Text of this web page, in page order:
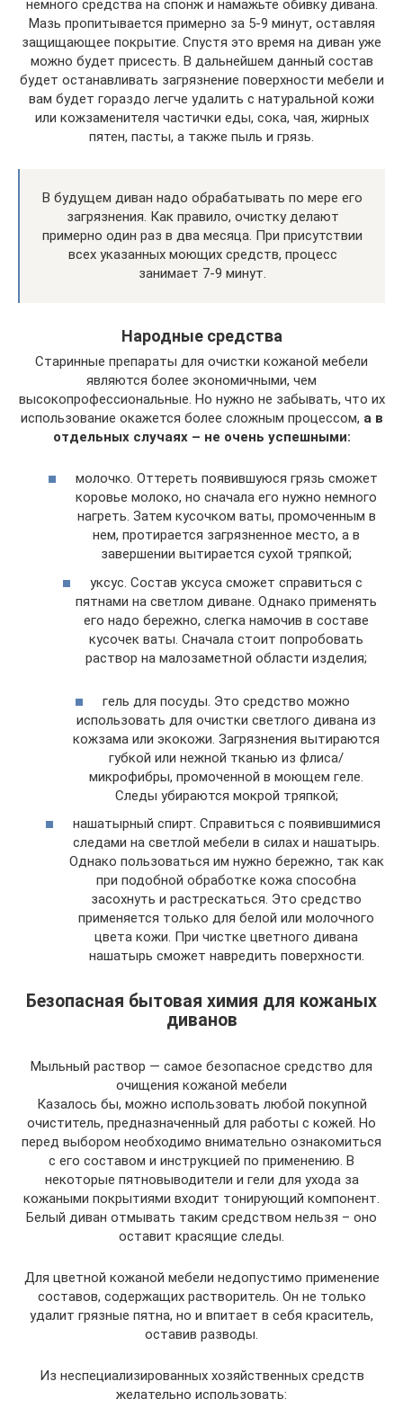
немного средства на спонж и намажьте обивку дивана.
Мазь пропитывается примерно за 5-9 минут, оставляя
защищающее покрытие. Спустя это время на диван уже
можно будет присесть. В дальнейшем данный состав
будет останавливать загрязнение поверхности мебели и
вам будет гораздо легче удалить с натуральной кожи
или кожзаменителя частички еды, сока, чая, жирных
пятен, пасты, а также пыль и грязь.
В будущем диван надо обрабатывать по мере его
загрязнения. Как правило, очистку делают
примерно один раз в два месяца. При присутствии
всех указанных моющих средств, процесс
занимает 7-9 минут.
Народные средства
Старинные препараты для очистки кожаной мебели
являются более экономичными, чем
высокопрофессиональные. Но нужно не забывать, что их
использование окажется более сложным процессом, а в
отдельных случаях – не очень успешными:
молочко. Оттереть появившуюся грязь сможет
коровье молоко, но сначала его нужно немного
нагреть. Затем кусочком ваты, промоченным в
нем, протирается загрязненное место, а в
завершении вытирается сухой тряпкой;
уксус. Состав уксуса сможет справиться с
пятнами на светлом диване. Однако применять
его надо бережно, слегка намочив в составе
кусочек ваты. Сначала стоит попробовать
раствор на малозаметной области изделия;
гель для посуды. Это средство можно
использовать для очистки светлого дивана из
кожзама или экокожи. Загрязнения вытираются
губкой или нежной тканью из флиса/
микрофибры, промоченной в моющем геле.
Следы убираются мокрой тряпкой;
нашатырный спирт. Справиться с появившимися
следами на светлой мебели в силах и нашатырь.
Однако пользоваться им нужно бережно, так как
при подобной обработке кожа способна
засохнуть и растрескаться. Это средство
применяется только для белой или молочного
цвета кожи. При чистке цветного дивана
нашатырь сможет навредить поверхности.
Безопасная бытовая химия для кожаных
диванов
Мыльный раствор — самое безопасное средство для
очищения кожаной мебели
Казалось бы, можно использовать любой покупной
очиститель, предназначенный для работы с кожей. Но
перед выбором необходимо внимательно ознакомиться
с его составом и инструкцией по применению. В
некоторые пятновыводители и гели для ухода за
кожаными покрытиями входит тонирующий компонент.
Белый диван отмывать таким средством нельзя – оно
оставит красящие следы.
Для цветной кожаной мебели недопустимо применение
составов, содержащих растворитель. Он не только
удалит грязные пятна, но и впитает в себя краситель,
оставив разводы.
Из неспециализированных хозяйственных средств
желательно использовать: